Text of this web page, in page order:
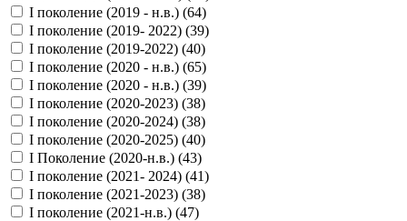
I поколение (2019 - н.в.) (64)
I поколение (2019- 2022) (39)
I поколение (2019-2022) (40)
I поколение (2020 - н.в.) (65)
I поколение (2020 - н.в.) (39)
I поколение (2020-2023) (38)
I поколение (2020-2024) (38)
I поколение (2020-2025) (40)
I Поколение (2020-н.в.) (43)
I поколение (2021- 2024) (41)
I поколение (2021-2023) (38)
I поколение (2021-н.в.) (47)